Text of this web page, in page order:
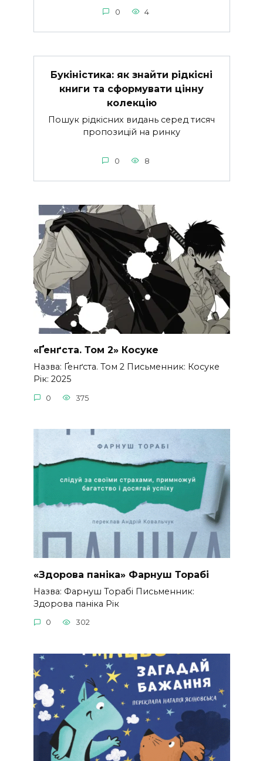
0 4
Букіністика: як знайти рідкісні
книги та сформувати цінну
колекцію
Пошук рідкісних видань серед тисяч
пропозицій на ринку
0 8
«Ґенґста. Том 2» Косуке
Назва: Ґенґста. Том 2 Письменник: Косуке
Рік: 2025
0 375
«Здорова паніка» Фарнуш Торабі
Назва: Фарнуш Торабі Письменник:
Здорова паніка Рік
0 302